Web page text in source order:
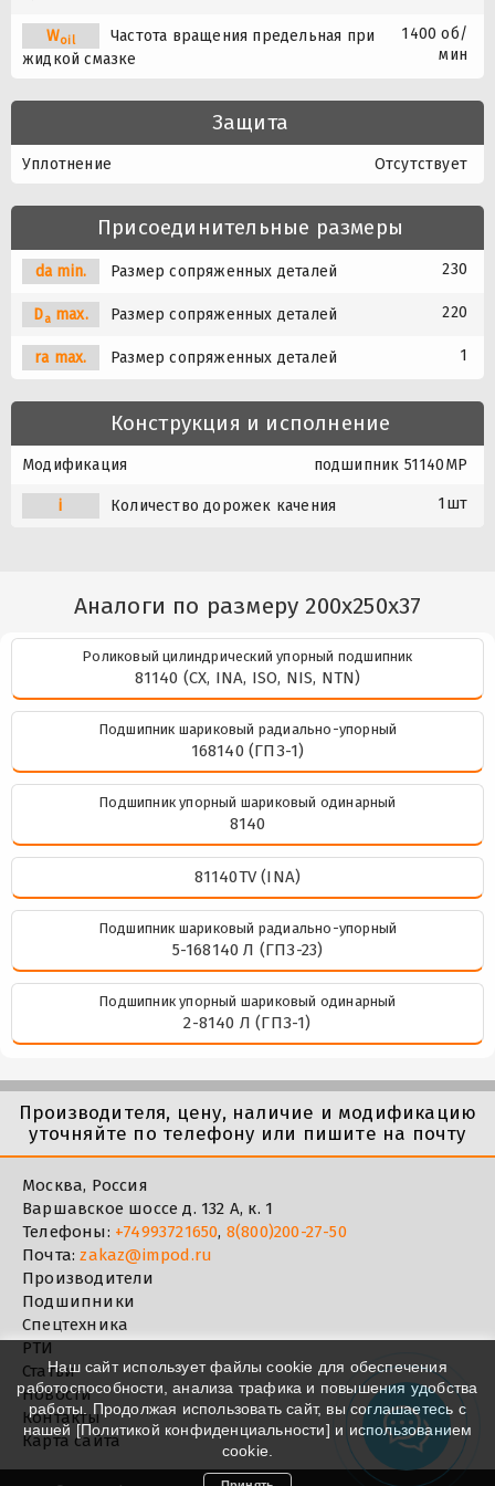
Woil
Частота вращения предельная при
жидкой смазке
1400 об/
мин
Защита
Уплотнение Отсутствует
Присоединительные размеры
da min. Размер сопряженных деталей 230
Damax. Размер сопряженных деталей 220
ra max. Размер сопряженных деталей 1
Конструкция и исполнение
Модификация подшипник 51140MP
i Количество дорожек качения 1шт
Аналоги по размеру 200x250x37
Роликовый цилиндрический упорный подшипник
81140 (CX, INA, ISO, NIS, NTN)
Подшипник шариковый радиально-упорный
168140 (ГПЗ-1)
Подшипник упорный шариковый одинарный
8140
81140TV (INA)
Подшипник шариковый радиально-упорный
5-168140 Л (ГПЗ-23)
Подшипник упорный шариковый одинарный
2-8140 Л (ГПЗ-1)
Производителя, цену, наличие и модификацию
уточняйте по телефону или пишите на почту
Москва, Россия
Варшавское шоссе д. 132 А, к. 1
Телефоны: +74993721650, 8(800)200-27-50
Почта:zakaz@impod.ru
Производители
Подшипники
Спецтехника
РТИ
Статьи
Новости
Контакты
Карта сайта
Наш сайт использует файлы cookie для обеспечения
работоспособности, анализа трафика и повышения удобства
работы. Продолжая использовать сайт, вы соглашаетесь с
нашей [Политикой конфиденциальности] и использованием
cookie.